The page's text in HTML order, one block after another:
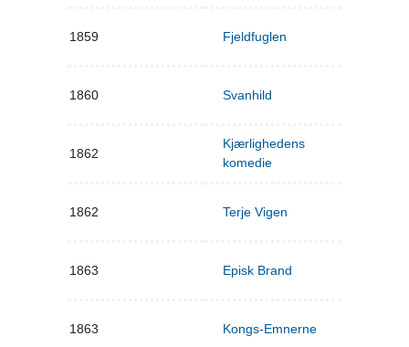
1859 Fjeldfuglen
1860 Svanhild
1862
Kjærlighedens
komedie
1862 Terje Vigen
1863 Episk Brand
1863 Kongs-Emnerne